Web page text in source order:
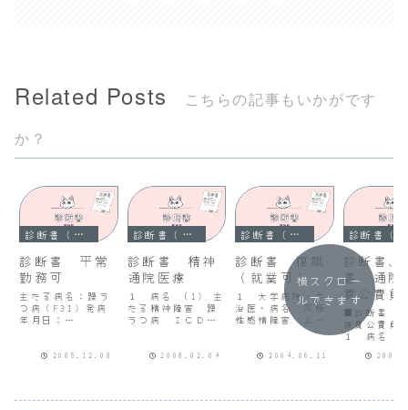
Related Posts
こちらの記事もいかがです
か？
診断書（躁うつ病）
診断書 平常
勤務可
主たる病名：躁う
つ病（F31）発病
年月日：
（2005.8.17〜）
の不備先週提出し
2005.12.08
診断書（躁うつ病）
診断書 精神
通院医療
１ 病名 (1) 主
たる精神障害 躁
うつ病 ＩＣＤカ
害 なし (3) 身
までの病歴（推定
2008.02.09
診断書（躁うつ病）
診断書 復職
（就業可）
１ 大学病院・主
治医・病名 双極
性感情障害 上記
病名のため当科通
症状が改善したた
大学病院・担当
2009.06.11
診断書、
書 通院
費公費負
■診断書（
療費公費負
１ 病名
うつ病 Ｉ
横スクロー
ルできます